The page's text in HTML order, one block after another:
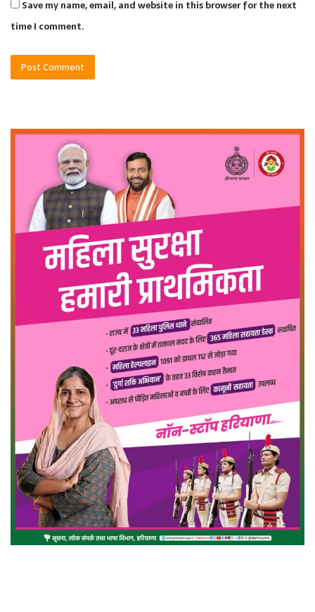
Save my name, email, and website in this browser for the next
time I comment.